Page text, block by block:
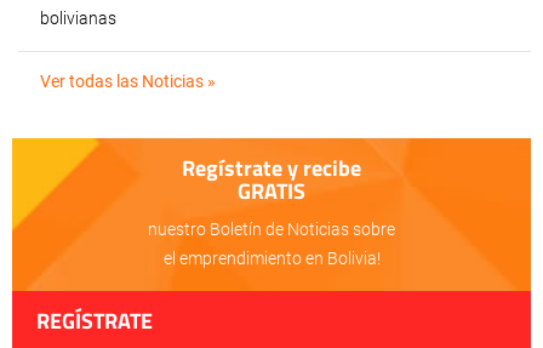
bolivianas
Ver todas las Noticias »
Regístrate y recibe
GRATIS
nuestro Boletín de Noticias sobre
el emprendimiento en Bolivia!
REGÍSTRATE